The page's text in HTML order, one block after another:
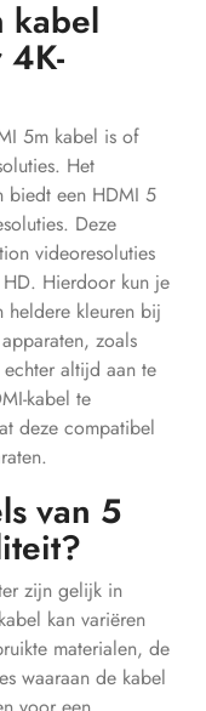
kabel
5m kabel is of
Het
biedt een HDMI 5
Deze
videoresoluties
Hierdoor kun je
heldere kleuren bij
zoals
altijd aan te
kabel te
deze compatibel
van 5
zijn gelijk in
kan variëren
materialen, de
waaraan de kabel